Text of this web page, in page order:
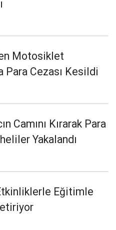
Motosiklet
Para Cezası Kesildi
Camını Kırarak Para
Yakalandı
Eğitimle